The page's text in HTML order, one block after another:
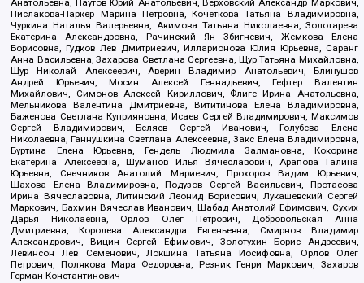
Пислакова-Паркер Марина Петровна, Кочеткова Татьяна Владимировна,
Чуркина Наталья Валерьевна, Акимова Татьяна Николаевна, Золотарева
Екатерина Александровна, Рачинский Ян Збигневич, Жемкова Елена
Борисовна, Гудков Лев Дмитриевич, Илларионова Юлия Юрьевна, Саранг
Анна Васильевна, Захарова Светлана Сергеевна, Щур Татьяна Михайловна,
Щур Николай Алексеевич, Аверин Владимир Анатольевич, Блинушов
Андрей Юрьевич, Мосин Алексей Геннадьевич, Гефтер Валентин
Михайлович, Симонов Алексей Кириллович, Флиге Ирина Анатольевна,
Мельникова Валентина Дмитриевна, Вититинова Елена Владимировна,
Баженова Светлана Куприяновна, Исаев Сергей Владимирович, Максимов
Сергей Владимирович, Беляев Сергей Иванович, Голубева Елена
Николаевна, Ганнушкина Светлана Алексеевна, Закс Елена Владимировна,
Буртина Елена Юрьевна, Гендель Людмила Залмановна, Кокорина
Екатерина Алексеевна, Шуманов Илья Вячеславович, Арапова Галина
Юрьевна, Свечников Анатолий Мариевич, Прохоров Вадим Юрьевич,
Шахова Елена Владимировна, Подузов Сергей Васильевич, Протасова
Ирина Вячеславовна, Литинский Леонид Борисович, Лукашевский Сергей
Маркович, Бахмин Вячеслав Иванович, Шабад Анатолий Ефимович, Сухих
Дарья Николаевна, Орлов Олег Петрович, Добровольская Анна
Дмитриевна, Королева Александра Евгеньевна, Смирнов Владимир
Александрович, Вицин Сергей Ефимович, Золотухин Борис Андреевич,
Левинсон Лев Семенович, Локшина Татьяна Иосифовна, Орлов Олег
Петрович, Полякова Мара Федоровна, Резник Генри Маркович, Захаров
Герман Константинович